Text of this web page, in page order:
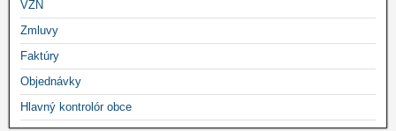
VZN
Zmluvy
Faktúry
Objednávky
Hlavný kontrolór obce